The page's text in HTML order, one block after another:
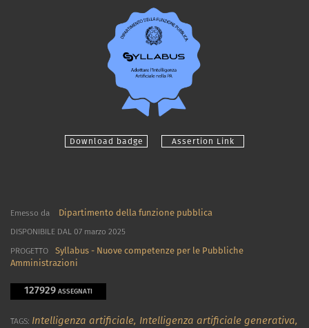
Download badge Assertion Link
Emesso da Dipartimento della funzione pubblica
DISPONIBILE DAL 07 marzo 2025
PROGETTO
Syllabus - Nuove competenze per le Pubbliche
Amministrazioni
127929 ASSEGNATI
TAGS: Intelligenza artificiale, Intelligenza artificiale generativa,